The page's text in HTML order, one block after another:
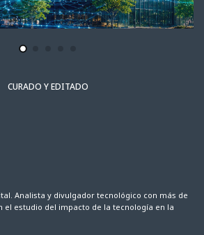
CURADO Y EDITADO
Analista y divulgador tecnológico con más de
el estudio del impacto de la tecnología en la